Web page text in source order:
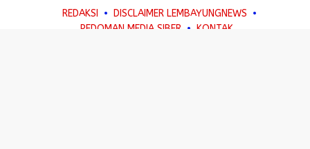
REDAKSI
DISCLAIMER LEMBAYUNGNEWS
PEDOMAN MEDIA SIBER
KONTAK